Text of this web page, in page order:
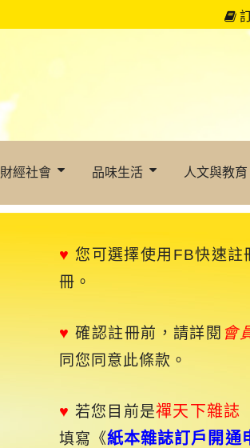
財經社會 品味生活 人文與教育
♥ 您可選擇使用FB快速註
冊。
♥確認註冊前，請詳閱 會
同您同意此條款。
♥ 若您目前是禪天下雜誌
填寫《紙本雜誌訂戶開通